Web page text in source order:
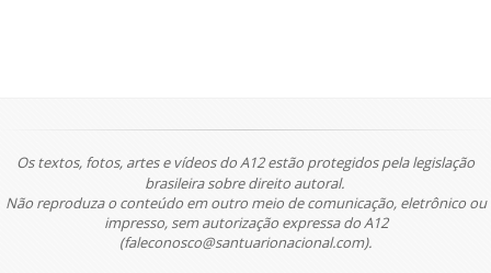
Os textos, fotos, artes e vídeos do A12 estão protegidos pela legislação
brasileira sobre direito autoral.
Não reproduza o conteúdo em outro meio de comunicação, eletrônico ou
impresso, sem autorização expressa do A12
(faleconosco@santuarionacional.com).